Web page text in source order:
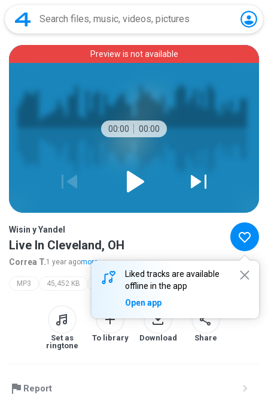
Preview is not available
00:00 00:00
Liked tracks are available
offline in the app
Open app
Wisin y Yandel
Live In Cleveland, OH
Correa T.1 year agomore...
MP3 45,452 KB Other wisin y yandel
Set as
ringtone
To library Download Share
Report